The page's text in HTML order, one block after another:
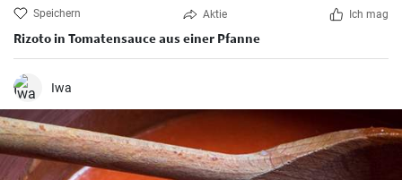
Speichern Aktie Ich mag
Rizoto in Tomatensauce aus einer Pfanne
Iwa